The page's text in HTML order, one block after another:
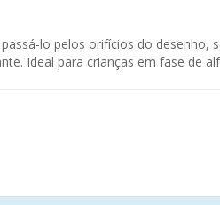
lo pelos orifícios do
Ideal para crianças em fase de